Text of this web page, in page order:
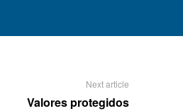
Next article
Valores protegidos